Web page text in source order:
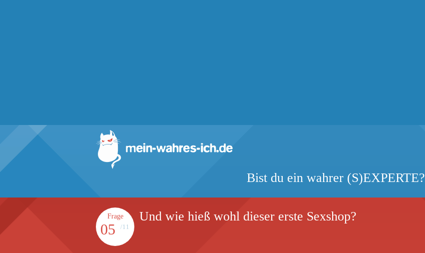
Bist du ein wahrer (S)EXPERTE?
Frage
05 /11
Und wie hieß wohl dieser erste Sexshop?